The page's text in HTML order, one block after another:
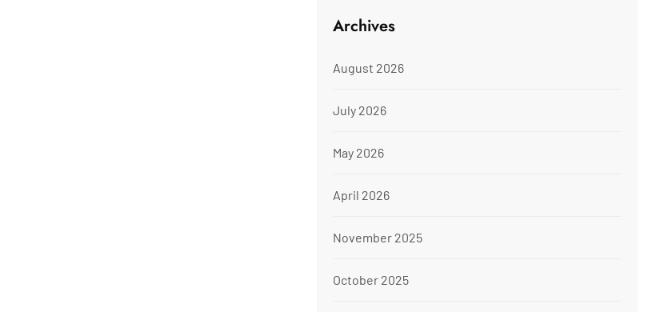
Archives
August 2026
July 2026
May 2026
April 2026
November 2025
October 2025